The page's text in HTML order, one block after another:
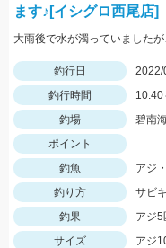
ます♪[イシグロ西尾店]
大雨後で水が濁っていました
釣行日
2022/
釣行時間
10:40
釣場
碧南
ポイント
釣魚
アジ
釣り方
サビ
釣果
アジ
サイズ
アジ